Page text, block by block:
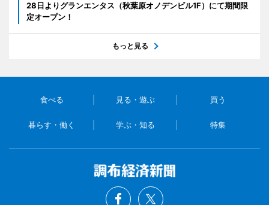
28日よりグランエンタス（秋葉原オノデンビル1F）にて期間限
定オープン！
もっと見る
食べる 見る・遊ぶ 買う
暮らす・働く 学ぶ・知る 特集